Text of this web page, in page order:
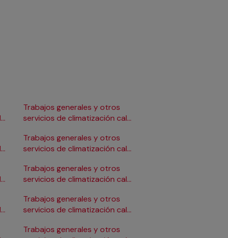
Trabajos generales y otros
servicios de climatización calor
Trabajos generales y otros
servicios de climatización calor
Trabajos generales y otros
servicios de climatización calor
Trabajos generales y otros
servicios de climatización calor
Trabajos generales y otros